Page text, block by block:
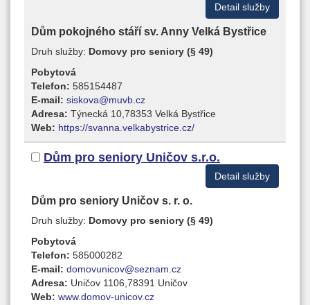
Detail služby
Dům pokojného stáří sv. Anny Velká Bystřice
Druh služby: Domovy pro seniory (§ 49)
Pobytová
Telefon: 585154487
E-mail: siskova@muvb.cz
Adresa: Týnecká 10,78353 Velká Bystřice
Web: https://svanna.velkabystrice.cz/
Dům pro seniory Uničov s.r.o.
Detail služby
Dům pro seniory Uničov s. r. o.
Druh služby: Domovy pro seniory (§ 49)
Pobytová
Telefon: 585000282
E-mail: domovunicov@seznam.cz
Adresa: Uničov 1106,78391 Uničov
Web: www.domov-unicov.cz